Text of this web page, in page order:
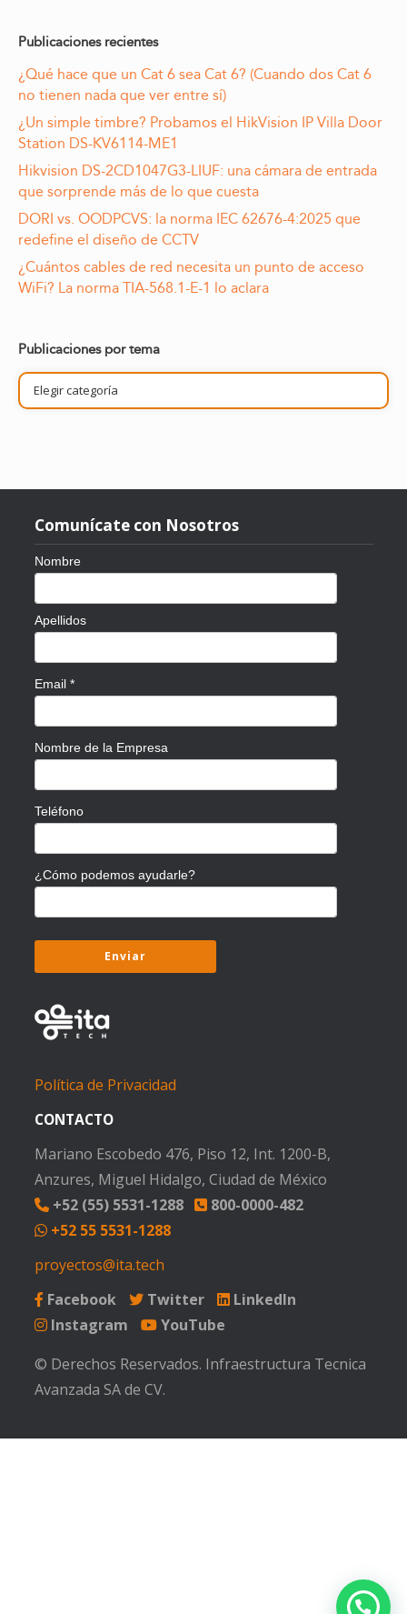
Publicaciones recientes
¿Qué hace que un Cat 6 sea Cat 6? (Cuando dos Cat 6
no tienen nada que ver entre sí)
¿Un simple timbre? Probamos el HikVision IP Villa Door
Station DS-KV6114-ME1
Hikvision DS-2CD1047G3-LIUF: una cámara de entrada
que sorprende más de lo que cuesta
DORI vs. OODPCVS: la norma IEC 62676-4:2025 que
redefine el diseño de CCTV
¿Cuántos cables de red necesita un punto de acceso
WiFi? La norma TIA-568.1-E-1 lo aclara
Publicaciones por tema
Publicaciones
por
tema
Comunícate con Nosotros
Nombre
Apellidos
Email *
Nombre de la Empresa
Teléfono
¿Cómo podemos ayudarle?
Política de Privacidad
CONTACTO
Mariano Escobedo 476, Piso 12, Int. 1200-B,
Anzures, Miguel Hidalgo, Ciudad de México
+52 (55) 5531-1288
800-0000-482
+52 55 5531-1288
proyectos@ita.tech
Facebook
Twitter
LinkedIn
Instagram
YouTube
© Derechos Reservados. Infraestructura Tecnica
Avanzada SA de CV.